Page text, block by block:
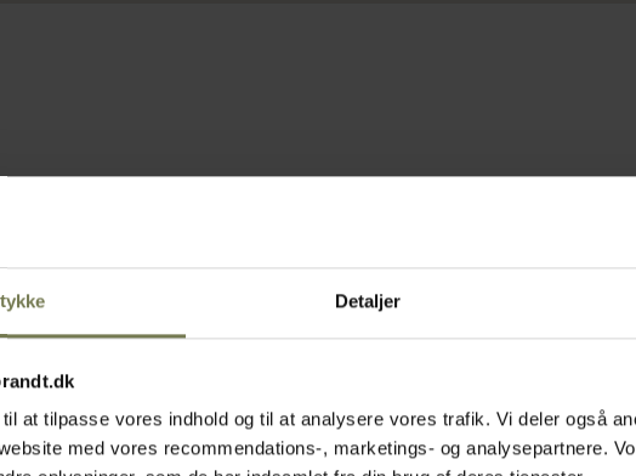
Detaljer
at tilpasse vores indhold og til at analysere vores trafik. Vi deler også
med vores recommendations-, marketings- og analysepartnere.